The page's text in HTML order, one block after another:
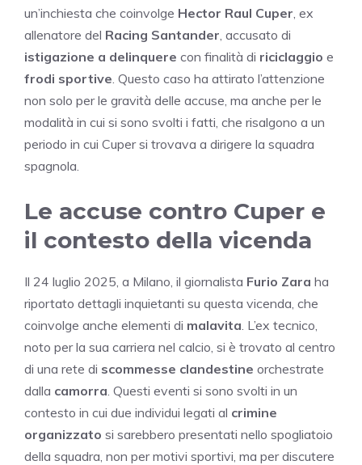
un’inchiesta che coinvolge Hector Raul Cuper , ex
allenatore del Racing Santander , accusato di
istigazione a delinquere con finalità di riciclaggio e
frodi sportive . Questo caso ha attirato l’attenzione
non solo per le gravità delle accuse, ma anche per le
modalità in cui si sono svolti i fatti, che risalgono a un
periodo in cui Cuper si trovava a dirigere la squadra
spagnola.
Le accuse contro Cuper e
il contesto della vicenda
Il 24 luglio 2025, a Milano, il giornalista Furio Zara ha
riportato dettagli inquietanti su questa vicenda, che
coinvolge anche elementi di malavita . L’ex tecnico,
noto per la sua carriera nel calcio, si è trovato al centro
di una rete di scommesse clandestine orchestrate
dalla camorra . Questi eventi si sono svolti in un
contesto in cui due individui legati al crimine
organizzato si sarebbero presentati nello spogliatoio
della squadra, non per motivi sportivi, ma per discutere